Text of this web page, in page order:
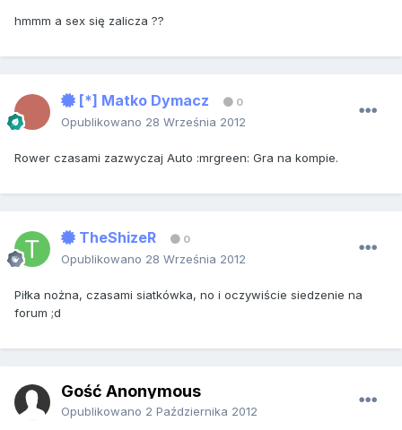
hmmm a sex się zalicza ??
[*] Matko Dymacz 0
Opublikowano 28 Września 2012
Rower czasami zazwyczaj Auto :mrgreen: Gra na kompie.
TheShizeR 0
Opublikowano 28 Września 2012
Piłka nożna, czasami siatkówka, no i oczywiście siedzenie na
forum ;d
Gość Anonymous
Opublikowano 2 Października 2012